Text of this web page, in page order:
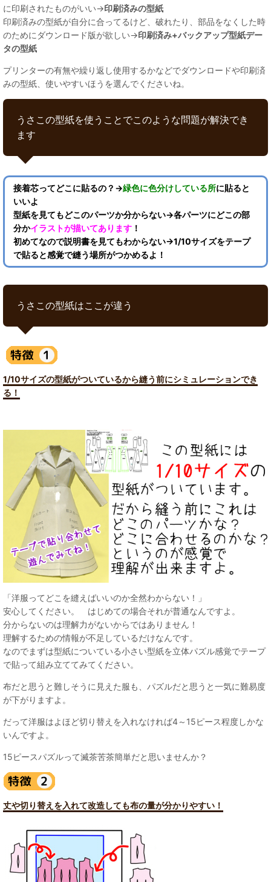
に印刷されたものがいい→印刷済みの型紙
印刷済みの型紙が自分に合ってるけど、破れたり、部品をなくした時
のためにダウンロード版が欲しい→印刷済み+バックアップ型紙デー
タの型紙
プリンターの有無や繰り返し使用するかなどでダウンロードや印刷済
みの型紙、使いやすいほうを選んでくださいね。
うさこの型紙を使うことでこのような問題が解決でき
ます
接着芯ってどこに貼るの？→緑色に色分けしている所に貼ると
いいよ
型紙を見てもどこのパーツか分からない→各パーツにどこの部
分かイラストが描いてあります ！
初めてなので説明書を見てもわからない→1/10サイズをテープ
で貼ると感覚で縫う場所がつかめるよ！
うさこの型紙はここが違う
1/10サイズの型紙がついているから縫う前にシミュレーションでき
る！
「洋服ってどこを縫えばいいのか全然わからない！」
安心してください。 はじめての場合それが普通なんですよ。
分からないのは理解力がないからではありません！
理解するための情報が不足しているだけなんです。
なのでまずは型紙についている小さい型紙を立体パズル感覚でテープ
で貼って組み立ててみてください。
布だと思うと難しそうに見えた服も、パズルだと思うと一気に難易度
が下がりますよ。
だって洋服はよほど切り替えを入れなければ4～15ピース程度しかな
いんですよ。
15ピースパズルって滅茶苦茶簡単だと思いませんか？
丈や切り替えを入れて改造しても布の量が分かりやすい！